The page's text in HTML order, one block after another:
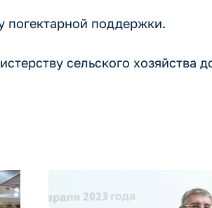
погектарной поддержки.
сельского хозяйства